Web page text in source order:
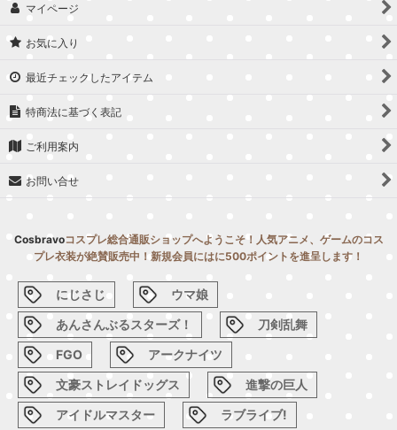
マイページ
お気に入り
最近チェックしたアイテム
特商法に基づく表記
ご利用案内
お問い合せ
Cosbravoコスプレ総合通販ショップへようこそ！人気アニメ、ゲームのコス
プレ衣装が絶賛販売中！新規会員にはに500ポイントを進呈します！
にじさじ
ウマ娘
あんさんぶるスターズ！
刀剣乱舞
FGO
アークナイツ
文豪ストレイドッグス
進撃の巨人
アイドルマスター
ラブライブ!